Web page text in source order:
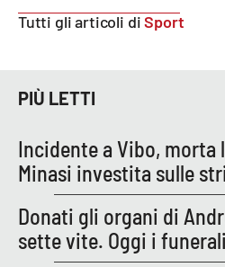
PROGETTI
SPECIALI
LA
CALABRIAVISIONE
Destinazioni
Eventi
Tutti gli articoli diSport
PIÙ LETTI
Incidente a Vibo, morta
Minasi investita sulle
Donati gli organi di
sette vite. Oggi i